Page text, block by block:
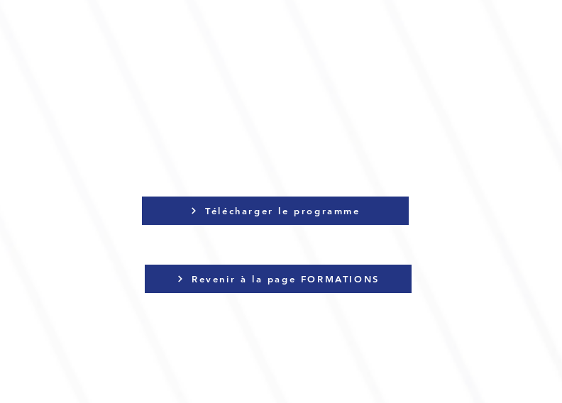
Télécharger le programme
Revenir à la page FORMATIONS